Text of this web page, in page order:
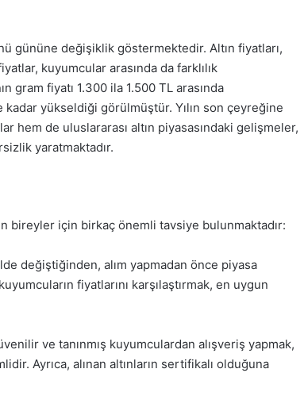
gününe değişiklik göstermektedir. Altın fiyatları,
kuyumcular arasında da farklılık
gram fiyatı 1.300 ila 1.500 TL arasında
kadar yükseldiği görülmüştür. Yılın son çeyreğine
hem de uluslararası altın piyasasındaki gelişmeler,
yaratmaktadır.
bireyler için birkaç önemli tavsiye bulunmaktadır:
değiştiğinden, alım yapmadan önce piyasa
fiyatlarını karşılaştırmak, en uygun
ve tanınmış kuyumculardan alışveriş yapmak,
Ayrıca, alınan altınların sertifikalı olduğuna